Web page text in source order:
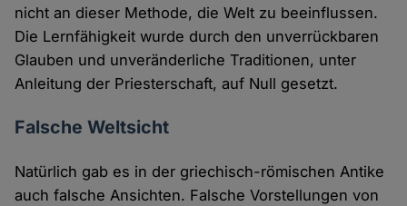
nicht an dieser Methode, die Welt zu beeinflussen.
Die Lernfähigkeit wurde durch den unverrückbaren
Glauben und unveränderliche Traditionen, unter
Anleitung der Priesterschaft, auf Null gesetzt.
Falsche Weltsicht
Natürlich gab es in der griechisch-römischen Antike
auch falsche Ansichten. Falsche Vorstellungen von